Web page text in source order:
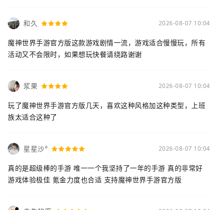
和久 2026-08-07 10:04
魔神世界手游官方版这款游戏剧情一流，游戏适合慢慢玩，所有
活动又不会限时，如果想玩快餐请绕路谢谢
浆果 2026-08-07 10:04
玩了魔神世界手游官方版几天，喜欢这种风格加这种类型，上班
族太适合这种了
星星沙° 2026-08-07 10:04
真的是超级棒的手游 唯一一个我坚持了一年的手游 真的非常好
游戏体验极佳 氪金力度也合适 支持魔神世界手游官方版